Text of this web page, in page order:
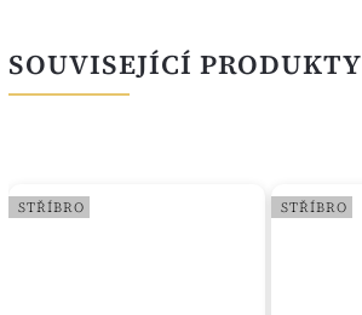
SOUVISEJÍCÍ PRODUKTY
STŘÍBRO STŘÍBRO